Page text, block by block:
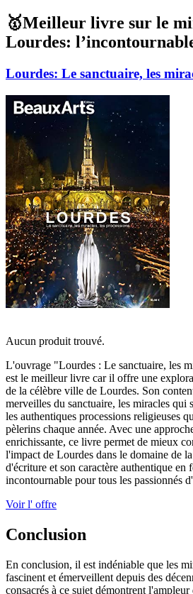
🥇Meilleur livre sur le
Lourdes:
Lourdes: Le sanctuaire, les
Aucun produit trouvé.
L'ouvrage "Lourdes : Le sanctuaire, les
est le meilleur livre car il offre une
de la célèbre ville de Lourdes. Son
merveilles du sanctuaire, les miracles qui
les authentiques processions religieuses
pèlerins chaque année. Avec une
enrichissante, ce livre permet de mieux
l'impact de Lourdes dans le domaine de
d'écriture et son caractère authentique en
incontournable pour tous les passionnés
Voir l' offre
Conclusion
En conclusion, il est indéniable que les
fascinent et émerveillent depuis des
consacrés à ce sujet démontrent l'ampleur